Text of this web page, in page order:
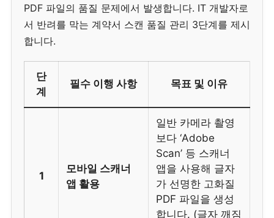
PDF 파일의 품질 문제에서 발생합니다. IT 개발자로
서 반려를 막는 계약서 스캔 품질 관리 3단계를 제시
합니다.
단
계
필수 이행 사항 목표 및 이유
1
모바일 스캐너
앱 활용
일반 카메라 촬영
보다 ‘Adobe
Scan’ 등 스캐너
앱을 사용해 글자
가 선명한 고화질
PDF 파일을 생성
합니다. (글자 깨짐